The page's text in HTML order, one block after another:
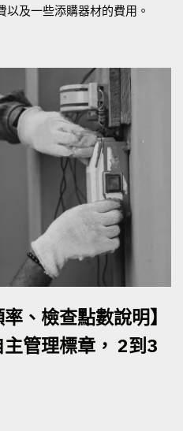
及一些添購器材的費用。
、檢查點數說明】
管理標章， 2到3